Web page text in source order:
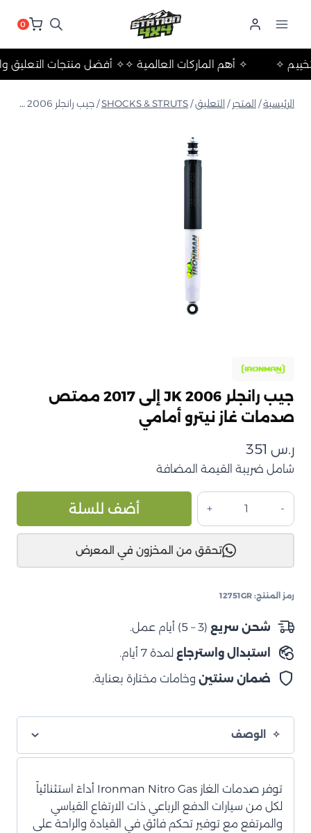
0
✧ أفضل منتجات✧ أهم الماركات العالمية ✧ والتخييم ✧
الرئيسية/ المتجر / التعليق/
SHOCKS & STRUTS
/ جيب رانجلر JK 2006 إلى 2017 ممتص صدمات غاز نيترو أمامي
جيب رانجلر JK 2006 إلى 2017 ممتص
صدمات غاز نيترو أمامي
ر.س
شامل ضريبة القيمة المضافة
كمية
جيب
رانجلر
2006
2017
ممتص
غاز
نيترو
أضف للسلة
تحقق من المخزون في المعرض
رمز المنتج: 12751GR
شحن سريع (3 – 5) أيام عمل.
استبدال واسترجاع لمدة 7 أيام.
ضمان سنتين وخامات مختارة بعناية.
الوصف
توفر صدمات الغاز Ironman Nitro Gas أداءً استثنائياً
لكل من سيارات الدفع الرباعي ذات الارتفاع القياسي
والمرتفع مع توفير تحكم فائق في القيادة والراحة على